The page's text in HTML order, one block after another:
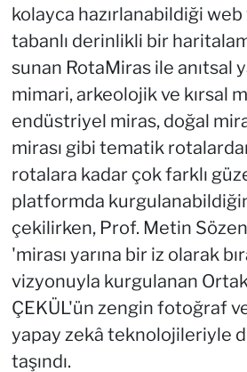
kolayca hazırlanabildiği
tabanlı derinlikli bir
sunan RotaMiras ile anıtsal
mimari, arkeolojik ve kırsal
endüstriyel miras, doğal
mirası gibi tematik
rotalara kadar çok farklı
platformda
çekilirken, Prof. Metin
'mirası yarına bir iz olarak
vizyonuyla kurgulanan
ÇEKÜL'ün zengin fotoğraf
yapay zekâ teknolojileriyle
taşındı.